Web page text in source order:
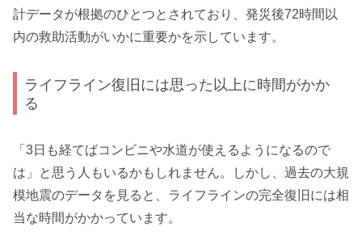
計データが根拠のひとつとされており、発災後72時間以
内の救助活動がいかに重要かを示しています。
ライフライン復旧には思った以上に時間がかか
る
「3日も経てばコンビニや水道が使えるようになるので
は」と思う人もいるかもしれません。しかし、過去の大規
模地震のデータを見ると、ライフラインの完全復旧には相
当な時間がかかっています。